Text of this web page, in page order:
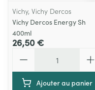
Vichy, Vichy Dercos
Vichy Dercos Energy Sh
400ml
26,50 €
Ajouter au panier